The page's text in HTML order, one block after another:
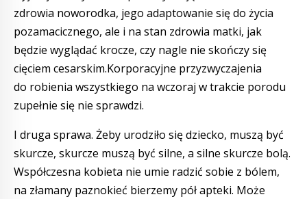
zdrowia noworodka, jego adaptowanie się do życia
pozamacicznego, ale i na stan zdrowia matki, jak
będzie wyglądać krocze, czy nagle nie skończy się
cięciem cesarskim.Korporacyjne przyzwyczajenia
do robienia wszystkiego na wczoraj w trakcie porodu
zupełnie się nie sprawdzi.
I druga sprawa. Żeby urodziło się dziecko, muszą być
skurcze, skurcze muszą być silne, a silne skurcze bolą.
Współczesna kobieta nie umie radzić sobie z bólem,
na złamany paznokieć bierzemy pół apteki. Może